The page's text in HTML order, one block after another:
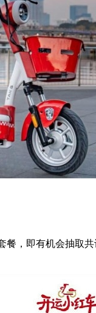
，即有机会抽取